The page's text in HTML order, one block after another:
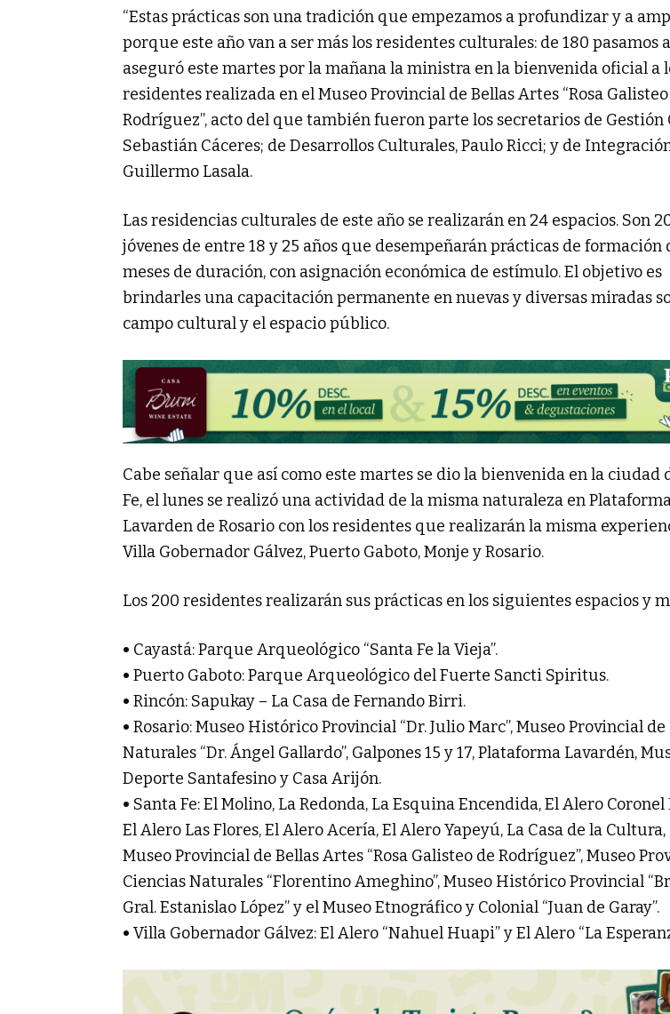
“Estas prácticas son una tradición que empezamos a profundizar y a
porque este año van a ser más los residentes culturales: de 180 pasamos a
aseguró este martes por la mañana la ministra en la bienvenida oficial a
residentes realizada en el Museo Provincial de Bellas Artes “Rosa
Rodríguez”, acto del que también fueron parte los secretarios de Gestión
Sebastián Cáceres; de Desarrollos Culturales, Paulo Ricci; y de
Guillermo Lasala.
Las residencias culturales de este año se realizarán en 24 espacios. Son
jóvenes de entre 18 y 25 años que desempeñarán prácticas de formación
meses de duración, con asignación económica de estímulo. El objetivo es
brindarles una capacitación permanente en nuevas y diversas miradas
campo cultural y el espacio público.
Cabe señalar que así como este martes se dio la bienvenida en la ciudad
Fe, el lunes se realizó una actividad de la misma naturaleza en
Lavarden de Rosario con los residentes que realizarán la misma
Villa Gobernador Gálvez, Puerto Gaboto, Monje y Rosario.
Los 200 residentes realizarán sus prácticas en los siguientes espacios y
• Cayastá: Parque Arqueológico “Santa Fe la Vieja”.
• Puerto Gaboto: Parque Arqueológico del Fuerte Sancti Spiritus.
• Rincón: Sapukay – La Casa de Fernando Birri.
• Rosario: Museo Histórico Provincial “Dr. Julio Marc”, Museo Provincial
Naturales “Dr. Ángel Gallardo”, Galpones 15 y 17, Plataforma Lavardén,
Deporte Santafesino y Casa Arijón.
• Santa Fe: El Molino, La Redonda, La Esquina Encendida, El Alero
El Alero Las Flores, El Alero Acería, El Alero Yapeyú, La Casa de la Cultura,
Museo Provincial de Bellas Artes “Rosa Galisteo de Rodríguez”, Museo
Ciencias Naturales “Florentino Ameghino”, Museo Histórico Provincial
Gral. Estanislao López” y el Museo Etnográfico y Colonial “Juan de Garay”.
• Villa Gobernador Gálvez: El Alero “Nahuel Huapi” y El Alero “La